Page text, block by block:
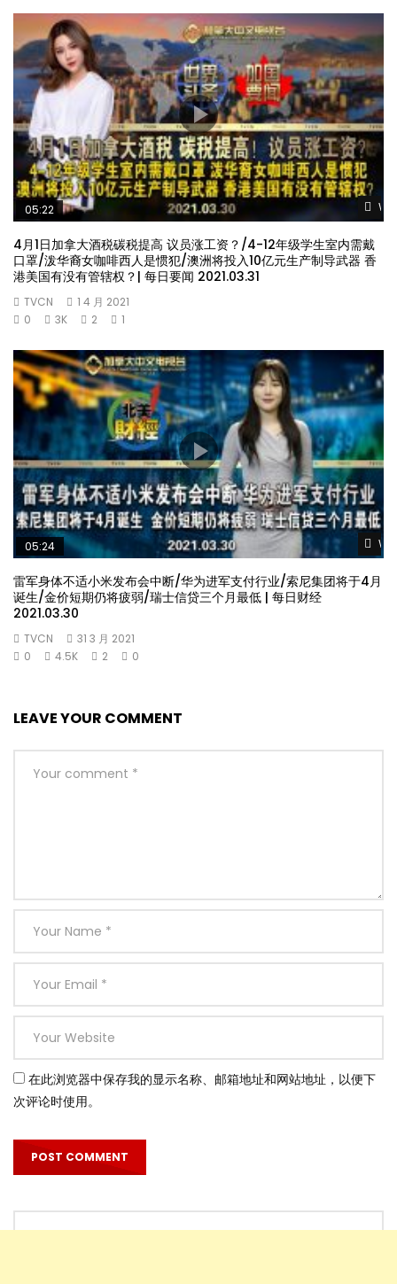
05:22
4月1日加拿大酒税碳税提高 议员涨工资？/4-12年级学生室内需戴
口罩/泼华裔女咖啡西人是惯犯/澳洲将投入10亿元生产制导武器 香
港美国有没有管辖权？| 每日要闻 2021.03.31
TVCN
1 4 月 2021
0
3K 2 1
05:24
雷军身体不适小米发布会中断/华为进军支付行业/索尼集团将于4月
诞生/金价短期仍将疲弱/瑞士信贷三个月最低 | 每日财经
2021.03.30
TVCN
31 3 月 2021
0
4.5K 2 0
LEAVE YOUR COMMENT
在此浏览器中保存我的显示名称、邮箱地址和网站地址，以便下
次评论时使用。